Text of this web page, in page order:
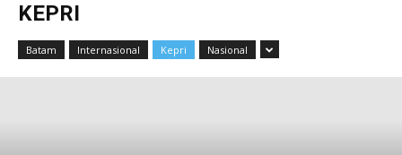
KEPRI
Batam Internasional Kepri Nasional